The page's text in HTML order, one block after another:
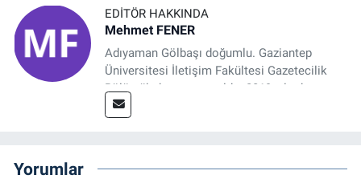
EDITÖR HAKKINDA
Mehmet FENER
Adıyaman Gölbaşı doğumlu. Gaziantep
Üniversitesi İletişim Fakültesi Gazetecilik
Bölümü’nden mezun oldu. 2019 yılında
başladığı gazetecilik mesleğinde, muhabir,
Yorumlar